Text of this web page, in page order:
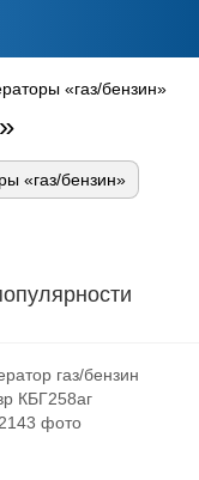
«газ/бензин»
«газ/бензин»